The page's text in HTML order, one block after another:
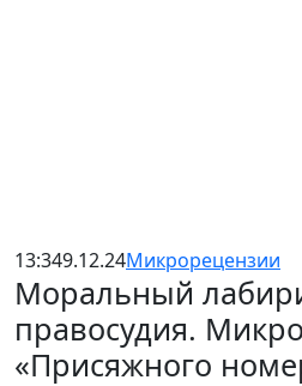
13:349.12.24Микрорецензии
Моральный
правосудия.
«Присяжного